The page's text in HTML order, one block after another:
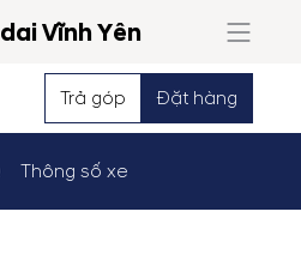
Vĩnh Yên
Trả góp Đặt hàng
Thông số xe